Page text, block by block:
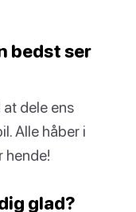
bedst ser
dele ens
Alle håber i
hende!
glad?